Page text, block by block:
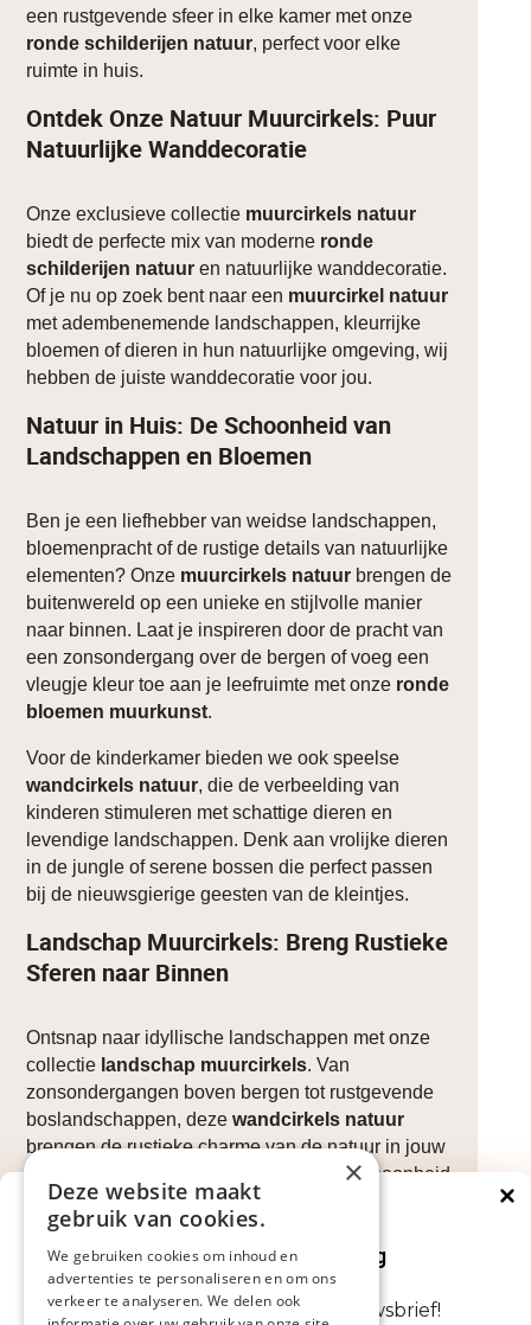
een rustgevende sfeer in elke kamer met onze
ronde schilderijen natuur, perfect voor elke
ruimte in huis.
Ontdek Onze Natuur Muurcirkels: Puur
Natuurlijke Wanddecoratie
Onze exclusieve collectie muurcirkels natuur
biedt de perfecte mix van moderne ronde
schilderijen natuur en natuurlijke wanddecoratie.
Of je nu op zoek bent naar een muurcirkel natuur
met adembenemende landschappen, kleurrijke
bloemen of dieren in hun natuurlijke omgeving, wij
hebben de juiste wanddecoratie voor jou.
Natuur in Huis: De Schoonheid van
Landschappen en Bloemen
Ben je een liefhebber van weidse landschappen,
bloemenpracht of de rustige details van natuurlijke
elementen? Onze muurcirkels natuur brengen de
buitenwereld op een unieke en stijlvolle manier
naar binnen. Laat je inspireren door de pracht van
een zonsondergang over de bergen of voeg een
vleugje kleur toe aan je leefruimte met onze ronde
bloemen muurkunst.
Voor de kinderkamer bieden we ook speelse
wandcirkels natuur, die de verbeelding van
kinderen stimuleren met schattige dieren en
levendige landschappen. Denk aan vrolijke dieren
in de jungle of serene bossen die perfect passen
bij de nieuwsgierige geesten van de kleintjes.
Landschap Muurcirkels: Breng Rustieke
Sferen naar Binnen
Ontsnap naar idyllische landschappen met onze
collectie landschap muurcirkels. Van
zonsondergangen boven bergen tot rustgevende
boslandschappen, dezewandcirkels natuur
brengen de rustieke charme van de natuur in jouw
huis. Laat je verrassen door de serene schoonheid
van de natuur in jouw eigen leefruimte.
Natuur van Dichtbij: Close-ups van
Natuurlijke Elementen
Direct €5 korting
Op je volgende bestelling
Abonneer je nu op onze nieuwsbrief!
×
Deze website maakt
gebruik van cookies.
We gebruiken cookies om inhoud en
advertenties te personaliseren en om ons
verkeer te analyseren. We delen ook